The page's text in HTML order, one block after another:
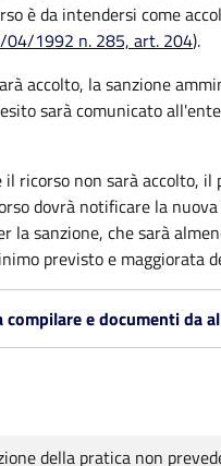
è da intendersi come
04/1992 n. 285, art. 204).
accolto, la sanzione
sarà comunicato
ricorso non sarà accolto, il
dovrà notificare la
la sanzione, che sarà
previsto e maggiorata
compilare e documenti da
della pratica non